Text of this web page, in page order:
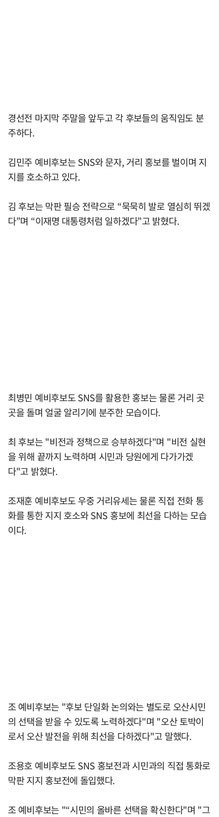
경선전 마지막 주말을 앞두고 각 후보들의 움직임도 분
주하다.
김민주 예비후보는 SNS와 문자, 거리 홍보를 벌이며 지
지를 호소하고 있다.
김 후보는 막판 필승 전략으로 “묵묵히 발로 열심히 뛰겠
다”며 “이재명 대통령처럼 일하겠다”고 밝혔다.
최병민 예비후보도 SNS를 활용한 홍보는 물론 거리 곳
곳을 돌며 얼굴 알리기에 분주한 모습이다.
최 후보는 "비전과 정책으로 승부하겠다"며 "비전 실현
을 위해 끝까지 노력하며 시민과 당원에게 다가가겠
다"고 밝혔다.
조재훈 예비후보도 우중 거리유세는 물론 직접 전화 통
화를 통한 지지 호소와 SNS 홍보에 최선을 다하는 모습
이다.
조 예비후보는 "후보 단일화 논의와는 별도로 오산시민
의 선택을 받을 수 있도록 노력하겠다"며 "오산 토박이
로서 오산 발전을 위해 최선을 다하겠다"고 말했다.
조용호 예비후보도 SNS 홍보전과 시민과의 직접 통화로
막판 지지 홍보전에 돌입했다.
조 예비후보는 "“시민의 올바른 선택을 확신한다"며 "그